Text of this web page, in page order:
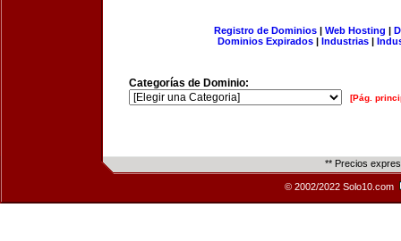
Registro de Dominios| Web Hosting |
Dominios Expirados | Industrias |
Categorías de Dominio:
[Pág.
** Precios
© 2002/2022 Solo10.com